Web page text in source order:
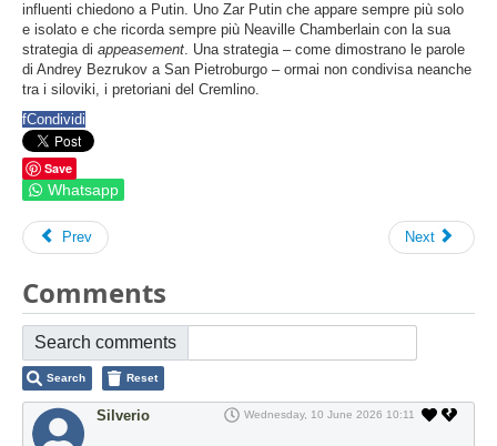
influenti chiedono a Putin. Uno Zar Putin che appare sempre più solo
e isolato e che ricorda sempre più Neaville Chamberlain con la sua
strategia di appeasement. Una strategia – come dimostrano le parole
di Andrey Bezrukov a San Pietroburgo – ormai non condivisa neanche
tra i siloviki, i pretoriani del Cremlino.
fCondividi
Save
Whatsapp
Prev Next
Comments
Search comments
Search Reset
Silverio Wednesday, 10 June 2026 10:11